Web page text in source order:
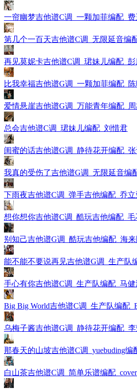
一帘幽梦吉他谱C调_一颗加菲编配_
第几个一百天吉他谱C调_无限延音编
再见莫妮卡吉他谱C调_珺妹儿编配_
比我幸福吉他谱G调_一颗加菲编配_
爱情悬崖吉他谱G调_万能青年编配_
总会吉他谱C调_珺妹儿编配_刘惜君
闺蜜的话吉他谱G调_静待花开编配_
我真的受伤了吉他谱G调_无限延音编
下雨夜吉他谱C调_弹手吉他编配_乔立
想你想你吉他谱C调_酷玩吉他编配_毛
别知己吉他谱G调_酷玩吉他编配_海
能不能不要说再见吉他谱G调_生产队
手心有你吉他谱C调_生产队编配_马健
Big Big World吉他谱C调_生产队编配
乌梅子酱吉他谱G调_静待花开编配_
那春天的山坡吉他谱C调_yuebuding编
白山茶吉他谱C调_简单乐谱编配